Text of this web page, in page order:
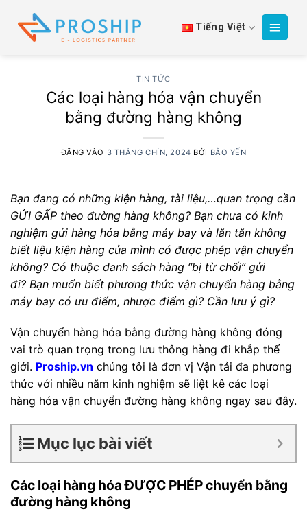
qua
Tiếng Việt
TIN TỨC
Các loại hàng hóa vận chuyển
bằng đường hàng không
ĐĂNG VÀO 3 THÁNG CHÍN, 2024 BỞI BẢO YẾN
Bạn đang có những kiện hàng, tài liệu,…quan trọng cần
GỬI GẤP theo đường hàng không? Bạn chưa có kinh
nghiệm gửi hàng hóa bằng máy bay và lăn tăn không
biết liệu kiện hàng của mình có được phép vận chuyển
không? Có thuộc danh sách hàng “bị từ chối” gửi
đi? Bạn muốn biết phương thức vận chuyển hàng bằng
máy bay có ưu điểm, nhược điểm gì? Cần lưu ý gì?
Vận chuyển hàng hóa bằng đường hàng không đóng
vai trò quan trọng trong lưu thông hàng đi khắp thế
giới. Proship.vn chúng tôi là đơn vị Vận tải đa phương
thức với nhiều năm kinh nghiệm sẽ liệt kê các loại
hàng hóa vận chuyển đường hàng không ngay sau đây.
Mục lục bài viết
Các loại hàng hóa ĐƯỢC PHÉP chuyển bằng
đường hàng không